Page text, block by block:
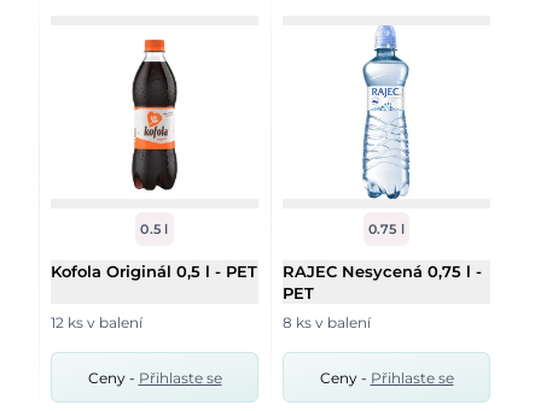
0.5 l
Kofola Originál 0,5 l - PET
12 ks v balení
Ceny - Přihlaste se
0.75 l
RAJEC Nesycená 0,75 l -
PET
8 ks v balení
Ceny - Přihlaste se